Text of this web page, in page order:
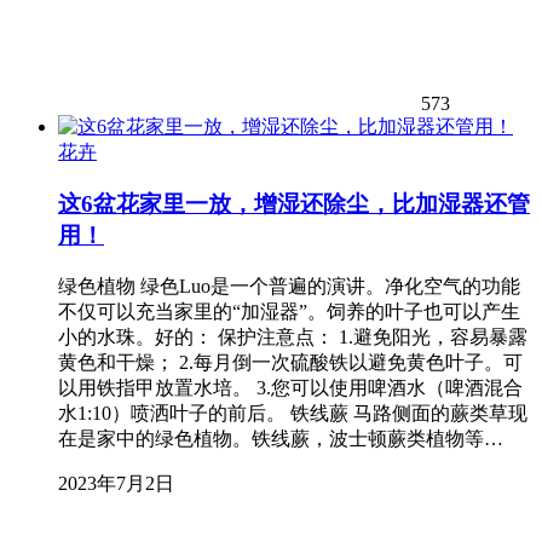
573
花卉
这6盆花家里一放，增湿还除尘，比加湿器还管
用！
绿色植物 绿色Luo是一个普遍的演讲。净化空气的功能
不仅可以充当家里的“加湿器”。饲养的叶子也可以产生
小的水珠。好的： 保护注意点： 1.避免阳光，容易暴露
黄色和干燥； 2.每月倒一次硫酸铁以避免黄色叶子。可
以用铁指甲放置水培。 3.您可以使用啤酒水（啤酒混合
水1:10）喷洒叶子的前后。 铁线蕨 马路侧面的蕨类草现
在是家中的绿色植物。铁线蕨，波士顿蕨类植物等…
2023年7月2日